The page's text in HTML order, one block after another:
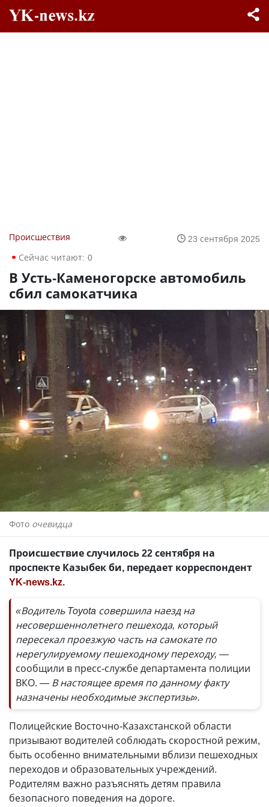
Происшествия
23 сентября 2025
Сейчас читают: 0
В Усть-Каменогорске автомобиль
сбил самокатчика
Фото очевидца
Происшествие случилось 22 сентября на
проспекте Казыбек би, передает корреспондент
YK-news.kz.
«Водитель Toyota совершила наезд на
несовершеннолетнего пешехода, который
пересекал проезжую часть на самокате по
нерегулируемому пешеходному переходу, —
сообщили в пресс-службе департамента полиции
ВКО. — В настоящее время по данному факту
назначены необходимые экспертизы».
Полицейские Восточно-Казахстанской области
призывают водителей соблюдать скоростной режим,
быть особенно внимательными вблизи пешеходных
переходов и образовательных учреждений.
Родителям важно разъяснять детям правила
безопасного поведения на дороге.